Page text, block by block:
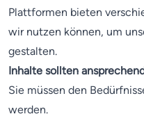
Plattformen bieten
wir nutzen können, um
gestalten.
Inhalte sollten
Sie müssen den
werden.